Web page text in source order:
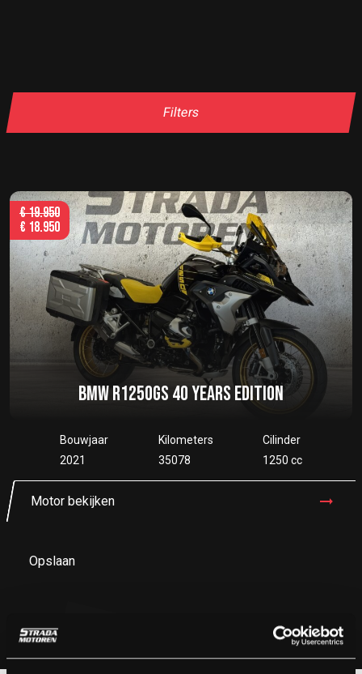
Filters
BMW R1250GS 40 YEARS EDITION
Bouwjaar
2021
Kilometers
35078
Cilinder
1250 cc
Motor bekijken
€19.950
€ 18.950
Opslaan